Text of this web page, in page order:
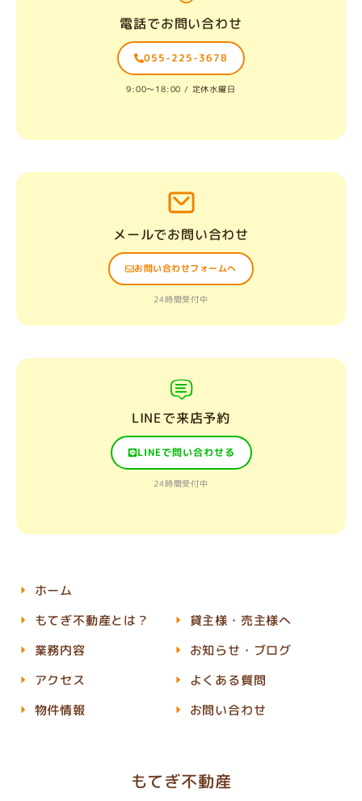
電話でお問い合わせ
055-225-3678
9:00〜18:00 / 定休水曜日
メールでお問い合わせ
お問い合わせフォームへ
24時間受付中
LINEで来店予約
LINEで問い合わせる
24時間受付中
もてぎ不動産
ホーム
もてぎ不動産とは？
業務内容
アクセス
物件情報
貸主様・売主様へ
お知らせ・ブログ
よくある質問
お問い合わせ